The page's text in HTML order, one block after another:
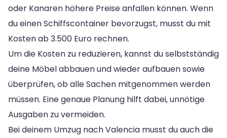
oder Kanaren höhere Preise anfallen können. Wenn
du einen Schiffscontainer bevorzugst, musst du mit
Kosten ab 3.500 Euro rechnen.
Um die Kosten zu reduzieren, kannst du selbstständig
deine Möbel abbauen und wieder aufbauen sowie
überprüfen, ob alle Sachen mitgenommen werden
müssen. Eine genaue Planung hilft dabei, unnötige
Ausgaben zu vermeiden.
Bei deinem Umzug nach Valencia musst du auch die